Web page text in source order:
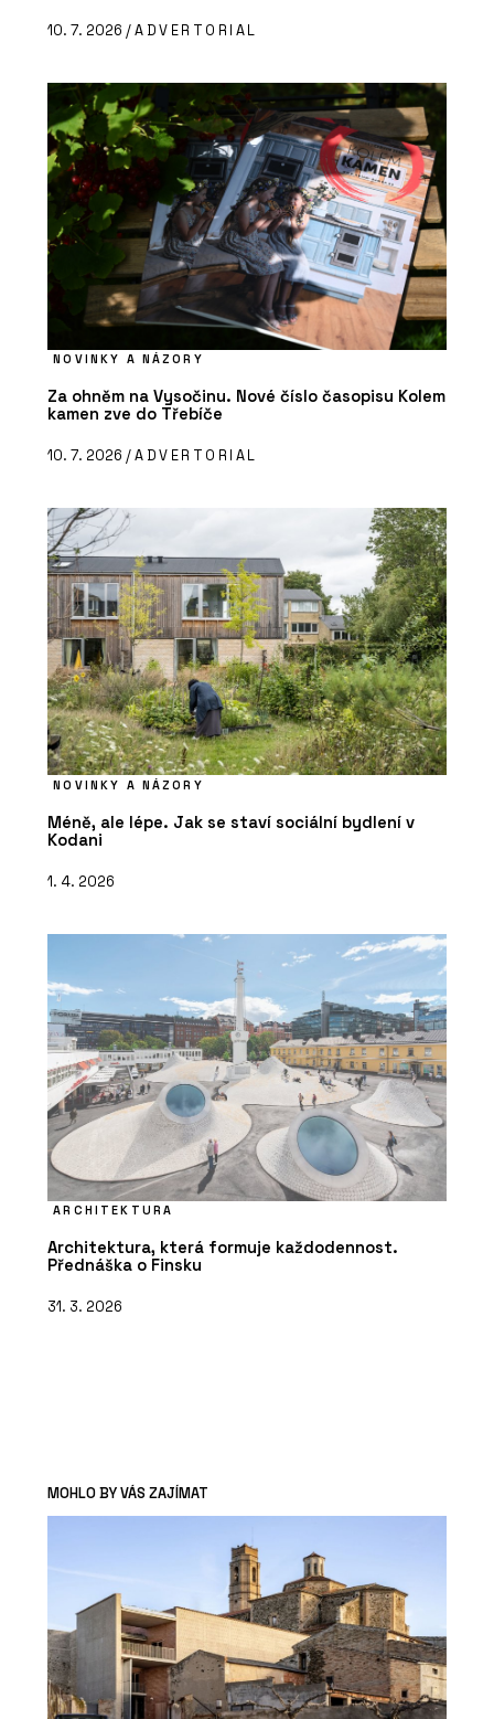
10. 7. 2026 /ADVERTORIAL
NOVINKY A NÁZORY
Za ohněm na Vysočinu. Nové číslo časopisu Kolem
kamen zve do Třebíče
10. 7. 2026 /ADVERTORIAL
NOVINKY A NÁZORY
Méně, ale lépe. Jak se staví sociální bydlení v
Kodani
1. 4. 2026
ARCHITEKTURA
Architektura, která formuje každodennost.
Přednáška o Finsku
31. 3. 2026
MOHLO BY VÁS ZAJÍMAT